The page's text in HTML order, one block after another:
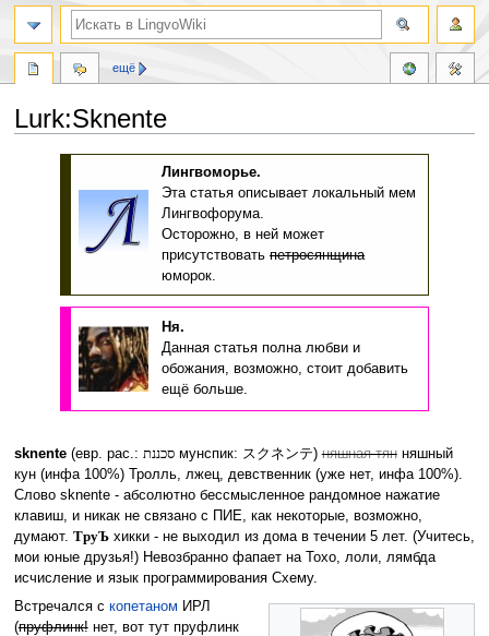
Lurk:Sknente
Лингвоморье.
Эта статья описывает локальный мем
Лингвофорума.
Осторожно, в ней может
присутствовать петросянщина
юморок.
Ня.
Данная статья полна любви и
обожания, возможно, стоит добавить
ещё больше.
sknente(евр. рас.: סכננתмунспик: スクネンテ)няшная тянняшный
кун (инфа 100%) Тролль, лжец, девственник (уже нет, инфа 100%).
Слово sknente - абсолютно бессмысленное рандомное нажатие
клавиш, и никак не связано с ПИЕ, как некоторые, возможно,
думают. ТруЪхикки - не выходил из дома в течении 5 лет. (Учитесь,
мои юные друзья!) Невозбранно фапает на Тохо, лоли, лямбда
исчисление и язык программирования Схему.
Встречался с копетаном ИРЛ
(пруфлинк!нет, вот тут пруфлинк
ещё